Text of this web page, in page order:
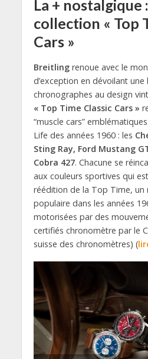
La +
collection « Top
Cars »
Breitlingrenoue avec le
d’exception en dévoilant
chronographes au design
« Top Time Classic Cars »
“muscle cars”
Life des années 1960 : les
Sting Ray, Ford Mustang
Cobra 427. Chacune se
aux couleurs sportives qui
réédition de la Top Time, un
populaire dans les années
motorisées par des
certifiés chronomètre par le
suisse des chronomètres) (